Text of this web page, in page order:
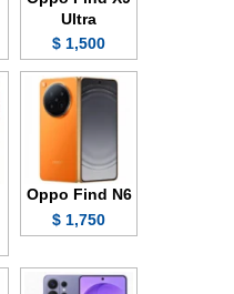
Ultra
1,500 $
Oppo Find N6
1,750 $